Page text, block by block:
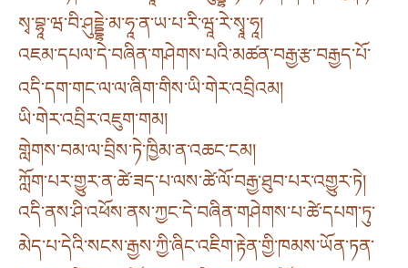
སྭ་བྷཱ་ཝ་བི་ཤུདྡྷེ་མ་ཧཱ་ན་ཡ་པ་རི་ཝཱ་རེ་སྭཱ་ཧཱ།
འཇམ་དཔལ་དེ་བཞིན་གཤེགས་པའི་མཚན་བརྒྱ་རྩ་བརྒྱད་པོ་
འདི་དག་གང་ལ་ལ་ཞིག་གིས་ཡི་གེར་འབྲིའམ།
ཡི་གེར་འབྲིར་འཇུག་གམ།
གླེགས་བམ་ལ་བྲིས་ཏེ་ཁྱིམ་ན་འཆང་ངམ།
ཀློག་པར་གྱུར་ན་ཚེ་ཟད་པ་ལས་ཚེ་ལོ་བརྒྱ་ཐུབ་པར་འགྱུར་ཏེ།
འདི་ནས་ཤི་འཕོས་ནས་ཀྱང་དེ་བཞིན་གཤེགས་པ་ཚེ་དཔག་ཏུ་
མེད་པ་དེའི་སངས་རྒྱས་ཀྱི་ཞིང་འཇིག་རྟེན་གྱི་ཁམས་ཡོན་ཏན་